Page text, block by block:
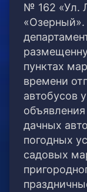
№ 162 «Ул.
«Озерный».
пунктах
времени
автобусов
дачных
погодных
садовых